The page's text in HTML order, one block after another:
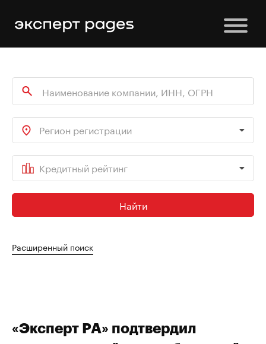
Регион регистрации
Кредитный рейтинг
Найти
Расширенный поиск
«Эксперт РА» подтвердил